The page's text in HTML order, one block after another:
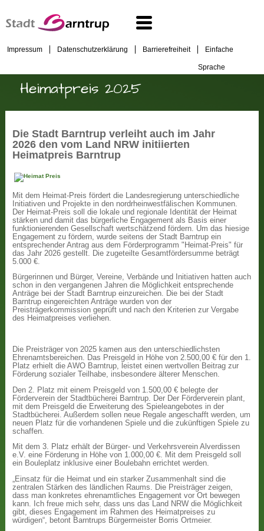
Impressum Datenschutzerklärung Barrierefreiheit Einfache
Sprache
Heimatpreis 2025
Die Stadt Barntrup verleiht auch im Jahr
2026 den vom Land NRW initiierten
Heimatpreis Barntrup
Mit dem Heimat-Preis fördert die Landesregierung unterschiedliche
Initiativen und Projekte in den nordrheinwestfälischen Kommunen.
Der Heimat-Preis soll die lokale und regionale Identität der Heimat
stärken und damit das bürgerliche Engagement als Basis einer
funktionierenden Gesellschaft wertschätzend fördern. Um das hiesige
Engagement zu fördern, wurde seitens der Stadt Barntrup ein
entsprechender Antrag aus dem Förderprogramm "Heimat-Preis" für
das Jahr 2026 gestellt. Die zugeteilte Gesamtfördersumme beträgt
5.000 €.
Bürgerinnen und Bürger, Vereine, Verbände und Initiativen hatten auch
schon in den vergangenen Jahren die Möglichkeit entsprechende
Anträge bei der Stadt Barntrup einzureichen. Die bei der Stadt
Barntrup eingereichten Anträge wurden von der
Preisträgerkommission geprüft und nach den Kriterien zur Vergabe
des Heimatpreises verliehen.
Die Preisträger von 2025 kamen aus den unterschiedlichsten
Ehrenamtsbereichen. Das Preisgeld in Höhe von 2.500,00 € für den 1.
Platz erhielt die AWO Barntrup, leistet einen wertvollen Beitrag zur
Förderung sozialer Teilhabe, insbesondere älterer Menschen.
Den 2. Platz mit einem Preisgeld von 1.500,00 € belegte der
Förderverein der Stadtbücherei Barntrup. Der Der Förderverein plant,
mit dem Preisgeld die Erweiterung des Spieleangebotes in der
Stadtbücherei. Außerdem sollen neue Regale angeschafft werden, um
neuen Platz für die vorhandenen Spiele und die zukünftigen Spiele zu
schaffen.
Mit dem 3. Platz erhält der Bürger- und Verkehrsverein Alverdissen
e.V. eine Förderung in Höhe von 1.000,00 €. Mit dem Preisgeld soll
ein Bouleplatz inklusive einer Boulebahn errichtet werden.
„Einsatz für die Heimat und ein starker Zusammenhalt sind die
zentralen Stärken des ländlichen Raums. Die Preisträger zeigen,
dass man konkretes ehrenamtliches Engagement vor Ort bewegen
kann. Ich freue mich sehr, dass uns das Land NRW die Möglichkeit
gibt, dieses Engagement im Rahmen des Heimatpreises zu
würdigen“, betont Barntrups Bürgermeister Borris Ortmeier.